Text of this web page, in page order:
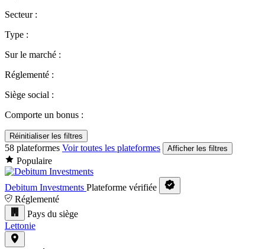
Secteur :
Type :
Sur le marché :
Réglementé :
Siège social :
Comporte un bonus :
Réinitialiser les filtres
58 plateformes Voir toutes les plateformes Afficher les filtres
Populaire
Debitum Investments Plateforme vérifiée
Réglementé
Pays du siège
Lettonie